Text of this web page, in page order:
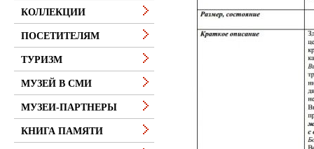
КОЛЛЕКЦИИ
ПОСЕТИТЕЛЯМ
ТУРИЗМ
МУЗЕЙ В СМИ
МУЗЕИ-ПАРТНЕРЫ
КНИГА ПАМЯТИ